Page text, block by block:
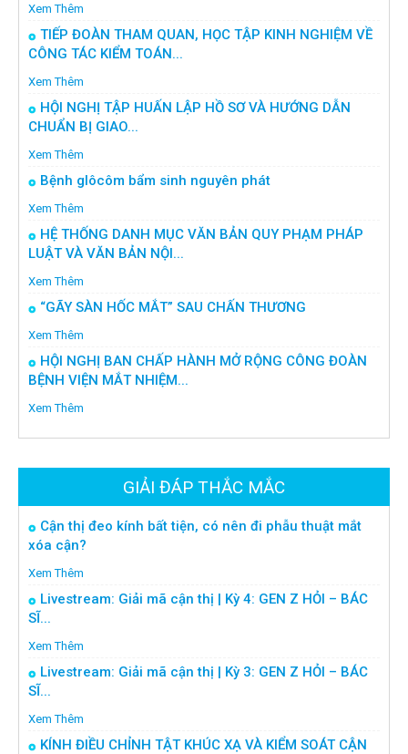
Xem Thêm
TIẾP ĐOÀN THAM QUAN, HỌC TẬP KINH NGHIỆM VỀ
CÔNG TÁC KIỂM TOÁN...
Xem Thêm
HỘI NGHỊ TẬP HUẤN LẬP HỒ SƠ VÀ HƯỚNG DẪN
CHUẨN BỊ GIAO...
Xem Thêm
Bệnh glôcôm bẩm sinh nguyên phát
Xem Thêm
HỆ THỐNG DANH MỤC VĂN BẢN QUY PHẠM PHÁP
LUẬT VÀ VĂN BẢN NỘI...
Xem Thêm
“GÃY SÀN HỐC MẮT” SAU CHẤN THƯƠNG
Xem Thêm
HỘI NGHỊ BAN CHẤP HÀNH MỞ RỘNG CÔNG ĐOÀN
BỆNH VIỆN MẮT NHIỆM...
Xem Thêm
GIẢI ĐÁP THẮC MẮC
Cận thị đeo kính bất tiện, có nên đi phẫu thuật mắt
xóa cận?
Xem Thêm
Livestream: Giải mã cận thị | Kỳ 4: GEN Z HỎI – BÁC
SĨ...
Xem Thêm
Livestream: Giải mã cận thị | Kỳ 3: GEN Z HỎI – BÁC
SĨ...
Xem Thêm
KÍNH ĐIỀU CHỈNH TẬT KHÚC XẠ VÀ KIỂM SOÁT CẬN